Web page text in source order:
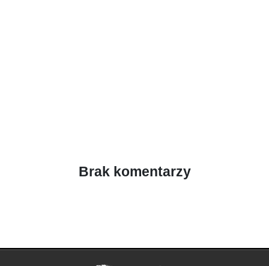
Brak komentarzy